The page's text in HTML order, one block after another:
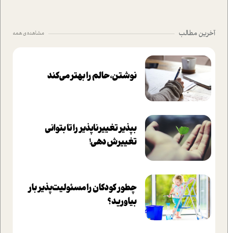
آخرین مطالب مشاهده ی همه
نوشتن، حالم را بهتر می‌کند
بپذير تغييرناپذير را تا بتواني
تغييرش دهي!‏
چطور کودکان را مسئولیت‌پذیر بار
بیاورید؟